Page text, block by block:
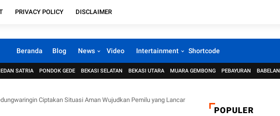
PRIVACY POLICY DISCLAIMER
Beranda Blog News Video Intertainment Shortcode
SATRIA PONDOK GEDE BEKASI SELATAN BEKASI UTARA MUARA GEMBONG PEBAYURAN BABELAN
Ciptakan Situasi Aman Wujudkan Pemilu yang Lancar
POPULER